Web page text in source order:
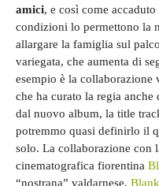
amici, e così come
condizioni lo permettono la
allargare la famiglia sul
variegata, che aumenta di
esempio è la collaborazione
che ha curato la regia
dal nuovo album, la title
potremmo quasi definirlo il
solo. La collaborazione con
cinematografica fiorentina
“nostrana” valdarnese,